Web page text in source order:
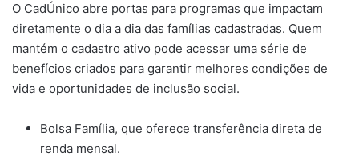
O CadÚnico abre portas para programas que impactam
diretamente o dia a dia das famílias cadastradas. Quem
mantém o cadastro ativo pode acessar uma série de
benefícios criados para garantir melhores condições de
vida e oportunidades de inclusão social.
Bolsa Família, que oferece transferência direta de
renda mensal.